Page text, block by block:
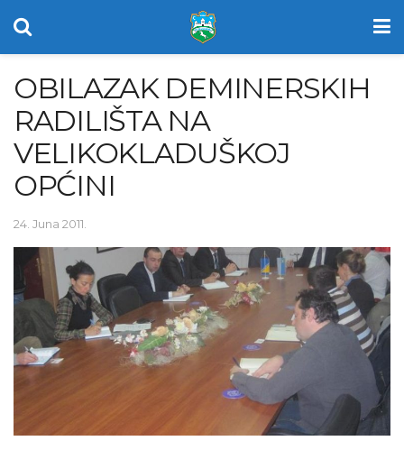
OBILAZAK DEMINERSKIH
RADILIŠTA NA
VELIKOKLADUŠKOJ
OPĆINI
24. Juna 2011.